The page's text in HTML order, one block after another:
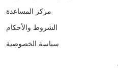
مركز المساعدة
الشروط والأحكام
سياسة الخصوصية